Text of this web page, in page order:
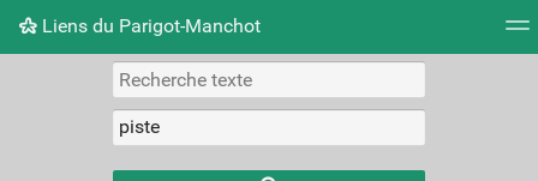
Liens du Parigot-Manchot
Nuage de tags Mur d'images